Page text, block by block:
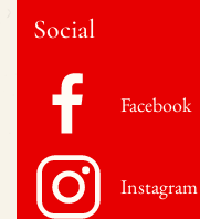
Social
Facebook
Instagram